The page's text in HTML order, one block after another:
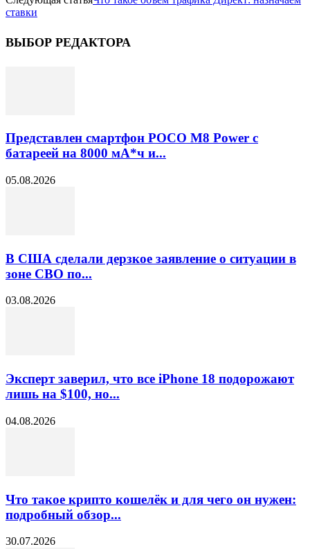
ставки
ВЫБОР РЕДАКТОРА
Представлен смартфон POCO M8 Power с
батареей на 8000 мА*ч и...
05.08.2026
В США сделали дерзкое заявление о ситуации в
зоне СВО по...
03.08.2026
Эксперт заверил, что все iPhone 18 подорожают
лишь на $100, но...
04.08.2026
Что такое крипто кошелёк и для чего он нужен:
подробный обзор...
30.07.2026